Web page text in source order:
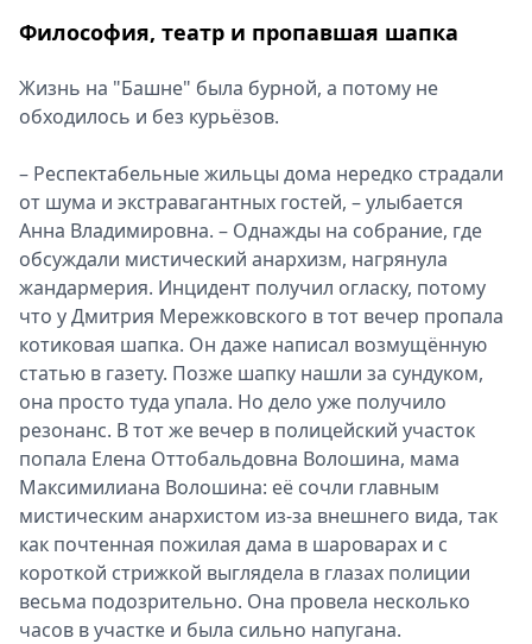
Философия, театр и пропавшая шапка
Жизнь на "Башне" была бурной, а потому не
обходилось и без курьёзов.
– Респектабельные жильцы дома нередко страдали
от шума и экстравагантных гостей, – улыбается
Анна Владимировна. – Однажды на собрание, где
обсуждали мистический анархизм, нагрянула
жандармерия. Инцидент получил огласку, потому
что у Дмитрия Мережковского в тот вечер пропала
котиковая шапка. Он даже написал возмущённую
статью в газету. Позже шапку нашли за сундуком,
она просто туда упала. Но дело уже получило
резонанс. В тот же вечер в полицейский участок
попала Елена Оттобальдовна Волошина, мама
Максимилиана Волошина: её сочли главным
мистическим анархистом из‑за внешнего вида, так
как почтенная пожилая дама в шароварах и с
короткой стрижкой выглядела в глазах полиции
весьма подозрительно. Она провела несколько
часов в участке и была сильно напугана.